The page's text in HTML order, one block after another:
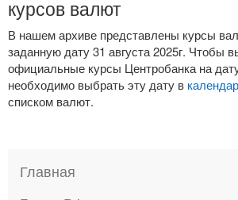
курсов валют
В нашем архиве представлены курсы
заданную дату 31 августа 2025г. Чтобы
официальные курсы Центробанка на
необходимо выбрать эту дату в
списком валют.
Главная